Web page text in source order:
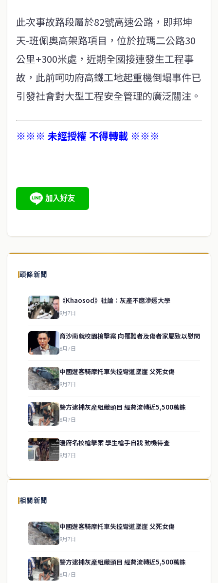
此次事故路段屬於82號高速公路，即邦坤
天-班佩奧高架路項目，位於拉瑪二公路30
公里+300米處，近期全國接連發生工程事
故，此前呵叻府高鐵工地起重機倒塌事件已
引發社會對大型工程安全管理的廣泛關注。
※※※ 未經授權 不得轉載 ※※※
頭條新聞
《Khaosod》社論：灰產不應滲透大學
8月7日
育沙南就校園槍擊案 向罹難者及傷者家屬致以慰問
8月7日
中國遊客騎摩托車失控彎道墜崖 父死女傷
8月7日
警方逮捕灰產組織頭目 經費流轉近5,500萬銖
8月7日
暖府名校槍擊案 學生槍手自戕 動機待查
8月7日
相關新聞
中國遊客騎摩托車失控彎道墜崖 父死女傷
8月7日
警方逮捕灰產組織頭目 經費流轉近5,500萬銖
8月7日
關於我們
泰國中文新聞（TCN）是一家總部設於曼谷的中文新聞媒體，致力於
供即時、客觀、多元的中文新聞內容。
service@thaichinesenews.com